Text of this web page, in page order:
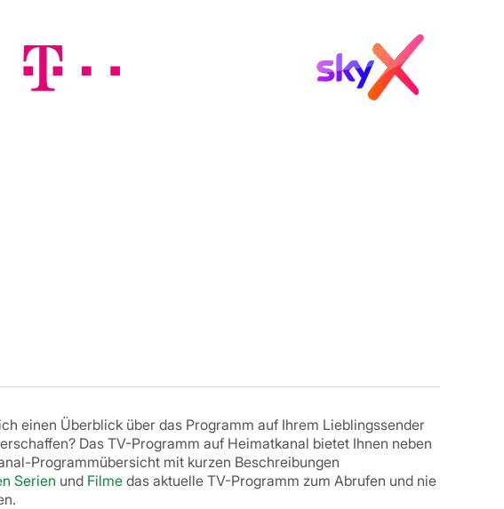
einen Überblick über das Programm auf Ihrem Lieblingssender
Das TV-Programm auf Heimatkanal bietet Ihnen neben
Programmübersicht mit kurzen Beschreibungen
Serien und Filme das aktuelle TV-Programm zum Abrufen und nie